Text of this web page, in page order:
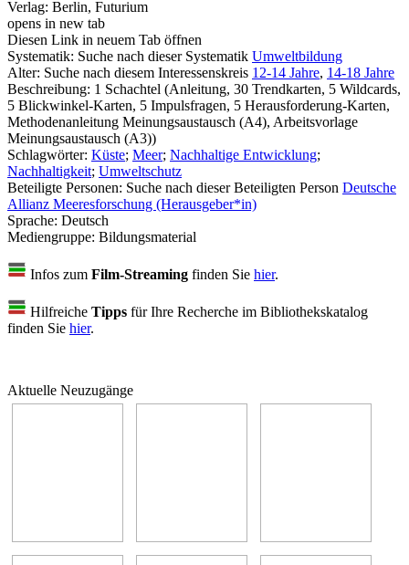
Verlag: Berlin, Futurium
opens in new tab
Diesen Link in neuem Tab öffnen
Systematik: Suche nach dieser Systematik Umweltbildung
Alter: Suche nach diesem Interessenskreis 12-14 Jahre, 14-18 Jahre
Beschreibung: 1 Schachtel (Anleitung, 30 Trendkarten, 5 Wildcards,
5 Blickwinkel-Karten, 5 Impulsfragen, 5 Herausforderung-Karten,
Methodenanleitung Meinungsaustausch (A4), Arbeitsvorlage
Meinungsaustausch (A3))
Schlagwörter: Küste; Meer; Nachhaltige Entwicklung;
Nachhaltigkeit; Umweltschutz
Beteiligte Personen: Suche nach dieser Beteiligten Person Deutsche
Allianz Meeresforschung (Herausgeber*in)
Sprache: Deutsch
Mediengruppe: Bildungsmaterial
Infos zum Film-Streaming finden Sie hier.
Hilfreiche Tipps für Ihre Recherche im Bibliothekskatalog
finden Sie hier.
Aktuelle Neuzugänge